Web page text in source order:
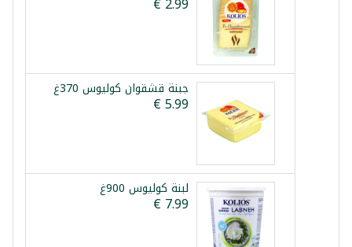
جبنة قشقوان كوليوس 370غ
لبنة كوليوس 900غ